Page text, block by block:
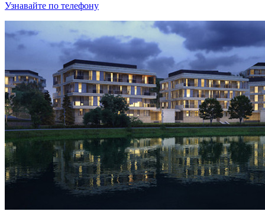
Узнавайте по телефону